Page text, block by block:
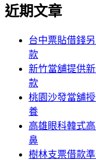
章:
關
近期文章
台中票貼借錢
款
新竹當舖提供
款
桃園沙發當舖
養
高雄眼科韓式
鼻
樹林支票借款